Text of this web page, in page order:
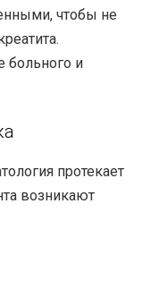
чтобы не
больного и
протекает
возникают